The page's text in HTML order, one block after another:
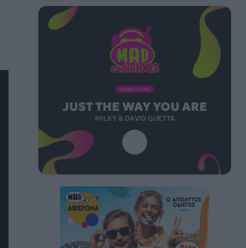
ΠΑΙΖΕΙ ΤΩΡΑ
JUST THE WAY YOU ARE
MILKY & DAVID GUETTA